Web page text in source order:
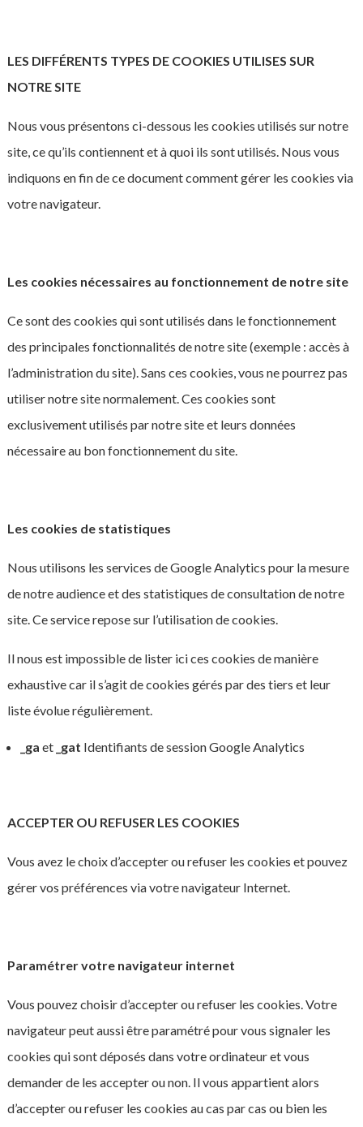
LES DIFFÉRENTS TYPES DE COOKIES UTILISES SUR
NOTRE SITE
Nous vous présentons ci-dessous les cookies utilisés sur notre
site, ce qu’ils contiennent et à quoi ils sont utilisés. Nous vous
indiquons en fin de ce document comment gérer les cookies via
votre navigateur.
Les cookies nécessaires au fonctionnement de notre site
Ce sont des cookies qui sont utilisés dans le fonctionnement
des principales fonctionnalités de notre site (exemple : accès à
l’administration du site). Sans ces cookies, vous ne pourrez pas
utiliser notre site normalement. Ces cookies sont
exclusivement utilisés par notre site et leurs données
nécessaire au bon fonctionnement du site.
Les cookies de statistiques
Nous utilisons les services de Google Analytics pour la mesure
de notre audience et des statistiques de consultation de notre
site. Ce service repose sur l’utilisation de cookies.
Il nous est impossible de lister ici ces cookies de manière
exhaustive car il s’agit de cookies gérés par des tiers et leur
liste évolue régulièrement.
_ga et _gat Identifiants de session Google Analytics
ACCEPTER OU REFUSER LES COOKIES
Vous avez le choix d’accepter ou refuser les cookies et pouvez
gérer vos préférences via votre navigateur Internet.
Paramétrer votre navigateur internet
Vous pouvez choisir d’accepter ou refuser les cookies. Votre
navigateur peut aussi être paramétré pour vous signaler les
cookies qui sont déposés dans votre ordinateur et vous
demander de les accepter ou non. Il vous appartient alors
d’accepter ou refuser les cookies au cas par cas ou bien les